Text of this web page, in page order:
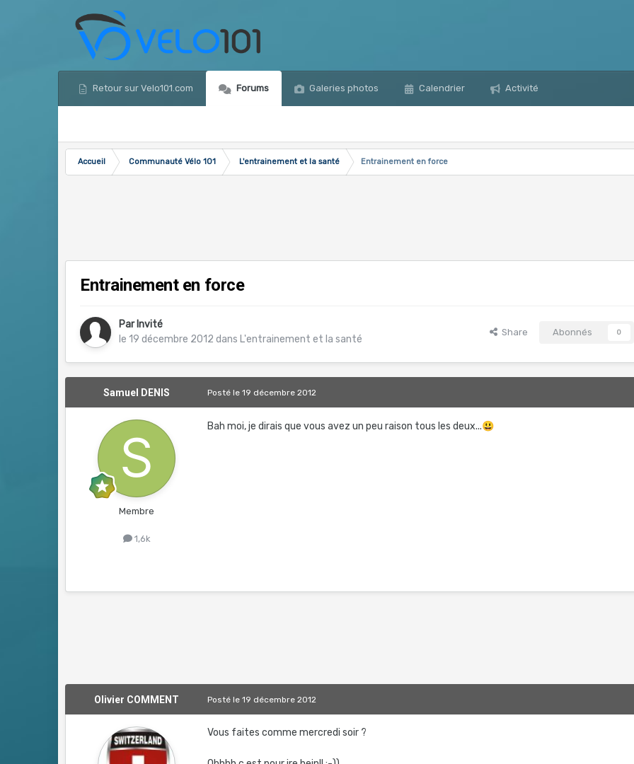
Retour sur Velo101.com Forums Galeries photos Calendrier Activité
Accueil Communauté Vélo 101 L'entrainement et la santé Entrainement en force
Entrainement en force
Par Invité
le 19 décembre 2012 dans L'entrainement et la santé
Share Abonnés 0
Samuel DENIS
Membre
1,6k
Postéle 19 décembre 2012
Bah moi, je dirais que vous avez un peu raison tous les deux...😃
Olivier COMMENT Postéle 19 décembre 2012
Vous faites comme mercredi soir ?